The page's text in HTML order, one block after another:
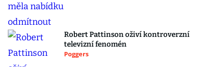
Robert Pattinson oživí kontroverzní
televizní fenomén
Poggers